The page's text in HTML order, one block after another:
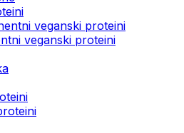
veganski proteini
veganski proteini